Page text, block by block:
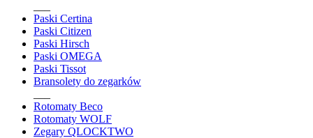
Paski Certina
Paski Citizen
Paski Hirsch
Paski OMEGA
Paski Tissot
Bransolety do zegarków
Rotomaty Beco
Rotomaty WOLF
Zegary QLOCKTWO